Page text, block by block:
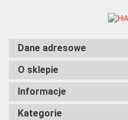
Dane adresowe
O sklepie
Informacje
Kategorie